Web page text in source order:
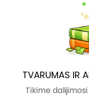
TVARUMAS IR
Tikime